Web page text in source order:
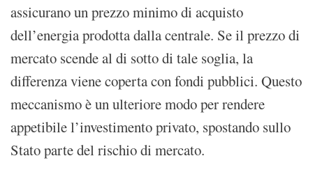
assicurano un prezzo minimo di acquisto
dell’energia prodotta dalla centrale. Se il prezzo di
mercato scende al di sotto di tale soglia, la
differenza viene coperta con fondi pubblici. Questo
meccanismo è un ulteriore modo per rendere
appetibile l’investimento privato, spostando sullo
Stato parte del rischio di mercato.